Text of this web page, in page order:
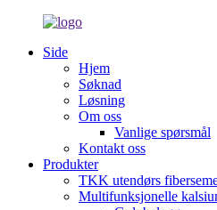
Side
Hjem
Søknad
Løsning
Om oss
Vanlige spørsmål
Kontakt oss
Produkter
TKK utendørs
Multifunksjonelle